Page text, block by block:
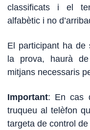
classificats i el
alfabètic i no
El participant ha de
la prova, haurà
mitjans necessaris
Important: En cas
truqueu al telèfon
targeta de control de